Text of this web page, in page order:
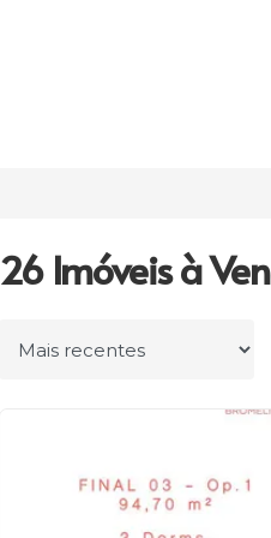
26 Imóveis à
Ordenar por